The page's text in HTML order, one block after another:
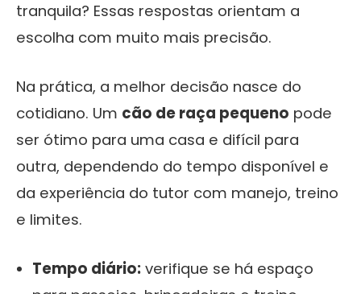
tranquila? Essas respostas orientam a
escolha com muito mais precisão.
Na prática, a melhor decisão nasce do
cotidiano. Um cão de raça pequeno pode
ser ótimo para uma casa e difícil para
outra, dependendo do tempo disponível e
da experiência do tutor com manejo, treino
e limites.
Tempo diário: verifique se há espaço